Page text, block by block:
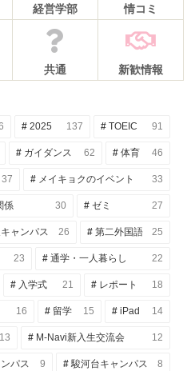
経営学部 情コミ
共通 新歓情報
2025 137 TOEIC 91
ガイダンス 62 体育 46
37 メイキョクのイベント 33
係 30 ゼミ 27
ャンパス 26 第二外国語 25
23 通学・一人暮らし 22
入学式 21 レポート 18
16 留学 15 iPad 14
13 M-Navi新入生交流会 12
パス 9 駿河台キャンパス 8